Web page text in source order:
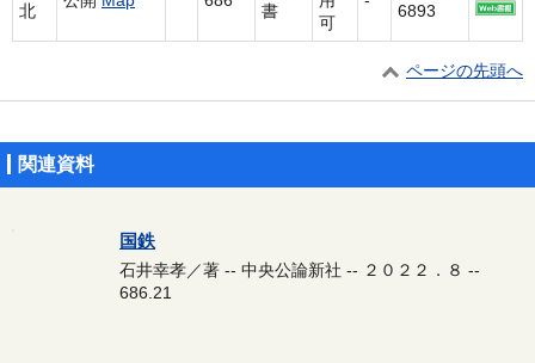
北
書
可
6893
ページの先頭へ
関連資料
国鉄
石井幸孝／著 -- 中央公論新社 -- ２０２２．８ --
686.21